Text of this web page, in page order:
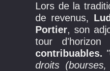
Lors de la
de revenus,
Portier, son
tour
contribuables.
droits